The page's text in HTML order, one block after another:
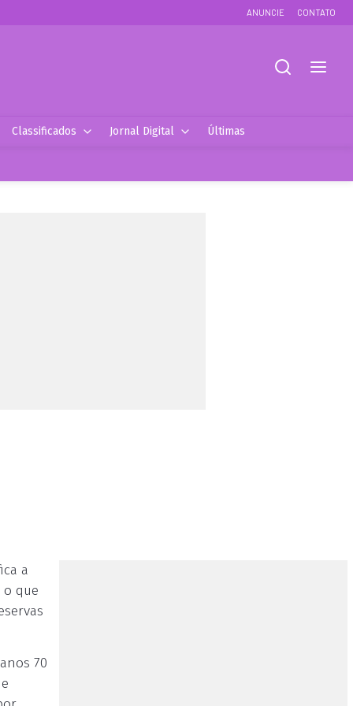
ANUNCIE CONTATO
Classificados Jornal Digital Últimas
a
o que
70